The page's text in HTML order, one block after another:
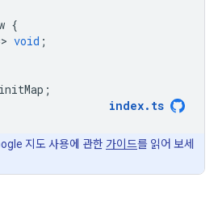
{
> void ;
initMap ;
index. ts
지도 사용에 관한 가이드를 읽어 보세